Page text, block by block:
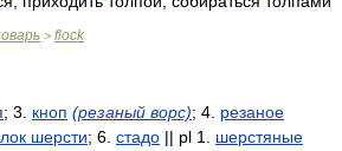
> flock
; 3. кноп (резаный ворс); 4. резаное
шерсти; 6. стадо || pl 1. шерстяные